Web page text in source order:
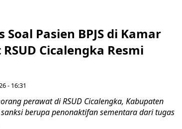
Pasien BPJS di Kamar
Cicalengka Resmi
- 16:31
perawat di RSUD Cicalengka, Kabupaten
berupa penonaktifan sementara dari tugas